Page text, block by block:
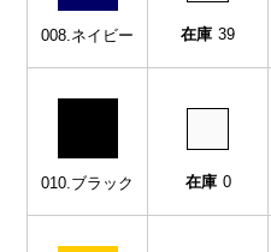
008.ネイビー 在庫 39
010.ブラック 在庫 0